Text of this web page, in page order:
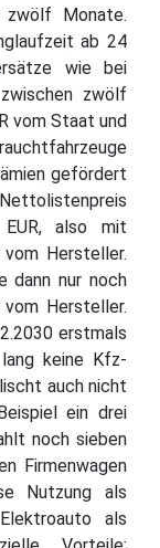
zwölf Monate.
ab 24
wie bei
zwölf
vom Staat und
gefördert
also mit
Hersteller.
dann nur noch
Hersteller.
erstmals
keine Kfz-
auch nicht
ein drei
noch sieben
Firmenwagen
Nutzung als
als